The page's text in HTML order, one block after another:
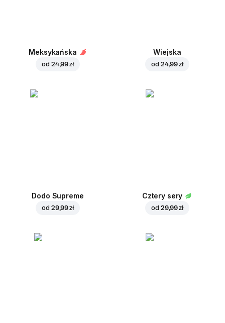
Meksykańska
od 24,99 zł
Wiejska
od 24,99 zł
Dodo Supreme
od 29,99 zł
Cztery sery
od 29,99 zł